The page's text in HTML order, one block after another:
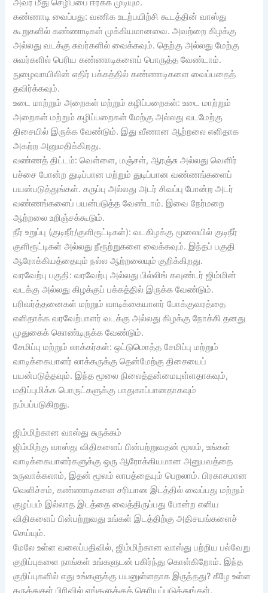
அவர் மீது செழிப்பை ஈர்க்க முடியும்.
கண்ணாடி வைப்பது: வணிக உடற்பயிற்சி கூடத்தின் வாஸ்து
கூறுகளில் கண்ணாடிகள் முக்கியமானவை. அவற்றை கிழக்கு
அல்லது வடக்கு சுவர்களில் வைக்கவும். தெற்கு அல்லது மேற்கு
சுவர்களில் பெரிய கண்ணாடிகளைப் பொருத்த வேண்டாம்.
நுழைவாயிலின் எதிர் பக்கத்தில் கண்ணாடிகளை வைப்பதைத்
தவிர்க்கவும்.
உடை மாற்றும் அறைகள் மற்றும் கழிப்பறைகள்: உடை மாற்றும்
அறைகள் மற்றும் கழிப்பறைகள் மேற்கு அல்லது வடமேற்கு
திசையில் இருக்க வேண்டும். இது வீணான ஆற்றலை எளிதாக
அகற்ற அனுமதிக்கிறது.
வண்ணத் திட்டம்: வெள்ளை, மஞ்சள், ஆரஞ்சு அல்லது வெளிர்
பச்சை போன்ற துடிப்பான மற்றும் துடிப்பான வண்ணங்களைப்
பயன்படுத்துங்கள். கருப்பு அல்லது அடர் சிவப்பு போன்ற அடர்
வண்ணங்களைப் பயன்படுத்த வேண்டாம். இவை நேர்மறை
ஆற்றலை உறிஞ்சக்கூடும்.
நீர் உறுப்பு (குடிநீர்/குளிரூட்டிகள்): வடகிழக்கு மூலையில் குடிநீர்
குளிரூட்டிகள் அல்லது நீரூற்றுகளை வைக்கவும். இந்தப் பகுதி
ஆரோக்கியத்தையும் நல்ல ஆற்றலையும் குறிக்கிறது.
வரவேற்பு பகுதி: வரவேற்பு அல்லது பில்லிங் கவுண்டர் ஜிம்மின்
வடக்கு அல்லது கிழக்குப் பக்கத்தில் இருக்க வேண்டும்.
பரிவர்த்தனைகள் மற்றும் வாடிக்கையாளர் போக்குவரத்தை
எளிதாக்க வரவேற்பாளர் வடக்கு அல்லது கிழக்கு நோக்கி தனது
முதுகைக் கொண்டிருக்க வேண்டும்.
சேமிப்பு மற்றும் லாக்கர்கள்: ஒட்டுமொத்த சேமிப்பு மற்றும்
வாடிக்கையாளர் லாக்கருக்கு தென்மேற்கு திசையைப்
பயன்படுத்தவும். இந்த மூலை நிலைத்தன்மையுள்ளதாகவும்,
மதிப்புமிக்க பொருட்களுக்கு பாதுகாப்பானதாகவும்
நம்பப்படுகிறது.
ஜிம்மிற்கான வாஸ்து சுருக்கம்
ஜிம்மிற்கு வாஸ்து விதிகளைப் பின்பற்றுவதன் மூலம், உங்கள்
வாடிக்கையாளர்களுக்கு ஒரு ஆரோக்கியமான அனுபவத்தை
உருவாக்கலாம், இதன் மூலம் லாபத்தையும் பெறலாம். பிரகாசமான
வெளிச்சம், கண்ணாடிகளை சரியான இடத்தில் வைப்பது மற்றும்
குழப்பம் இல்லாத இடத்தை வைத்திருப்பது போன்ற எளிய
விதிகளைப் பின்பற்றுவது உங்கள் இடத்திற்கு அதிசயங்களைச்
செய்யும்.
மேலே உள்ள வலைப்பதிவில், ஜிம்மிற்கான வாஸ்து பற்றிய பல்வேறு
குறிப்புகளை நாங்கள் உங்களுடன் பகிர்ந்து கொள்கிறோம். இந்த
குறிப்புகளில் எது உங்களுக்கு பயனுள்ளதாக இருந்தது? கீழே உள்ள
கருத்துகள் பிரிவில் எங்களுக்குத் தெரியப்படுத்துங்கள்.